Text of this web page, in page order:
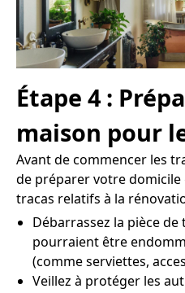
Étape 4 :
maison pour
Avant de commencer les
de préparer votre
tracas relatifs à la
Débarrassez la pièce
pourraient être
(comme serviettes,
Veillez à protéger les